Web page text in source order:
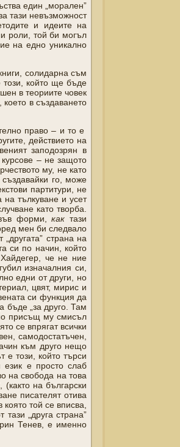
един „морален”
тази невъзможност
и идеите на
роли, той би могъл
на едно уникално
солидарна съм
този, който ще бъде
в теориите човек
в създаването
право – и то е
действието на
заподозрян в
курсове – не защото
му, не като
го, може
партитури, не
тълкуване и усет
като творба.
във форми,как тази
мен би следвало
страна на
си по начин, който
че не ние
изначалния си,
едни от други, но
цвят, мирис и
си функция да
бъде „за друго. Там
присъщ му смисъл
се впрягат всички
самодостатъчен,
към друго нещо
е този, който търси
език е просто слаб
на свобода на това
на български
писателят отива
той се вписва,
„друга страна”
Тенев, е именно